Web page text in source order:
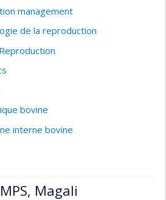
management
de la reproduction
bovine
interne bovine
Magali